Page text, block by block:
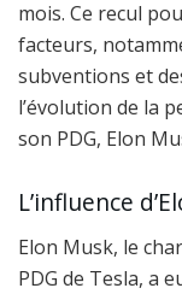
mois. Ce recul
facteurs,
subventions et
l’évolution de la
son PDG, Elon
L’influence
Elon Musk, le
PDG de Tesla, a